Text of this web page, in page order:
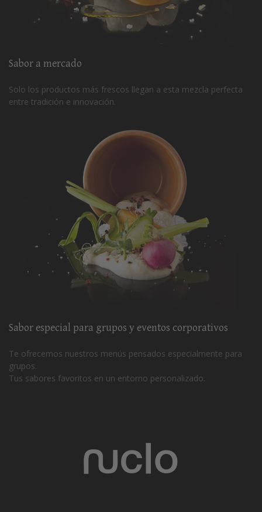
Sabor a mercado
Solo los productos más frescos llegan a esta mezcla perfecta
entre tradición e innovación.
Sabor especial para grupos y eventos corporativos
Te ofrecemos nuestros menús pensados especialmente para
grupos.
Tus sabores favoritos en un entorno personalizado.